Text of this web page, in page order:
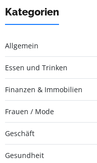
Kategorien
Allgemein
Essen und Trinken
Finanzen & Immobilien
Frauen / Mode
Geschäft
Gesundheit